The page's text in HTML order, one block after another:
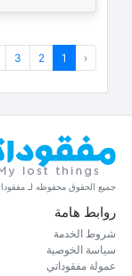
‹
1
2
3
جميع الحقوق محفوظه لـ
روابط هامة
شروط الخدمة
سياسة الخوصية
عمولة مفقوداتي